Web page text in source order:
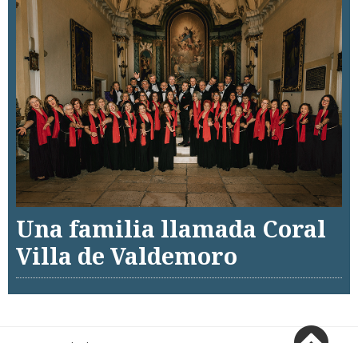
Una familia llamada Coral
Villa de Valdemoro